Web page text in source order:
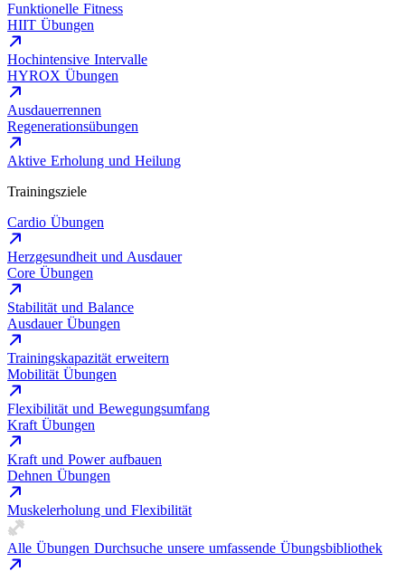
Funktionelle Fitness
HIIT Übungen
Hochintensive Intervalle
HYROX Übungen
Ausdauerrennen
Regenerationsübungen
Aktive Erholung und Heilung
Trainingsziele
Cardio Übungen
Herzgesundheit und Ausdauer
Core Übungen
Stabilität und Balance
Ausdauer Übungen
Trainingskapazität erweitern
Mobilität Übungen
Flexibilität und Bewegungsumfang
Kraft Übungen
Kraft und Power aufbauen
Dehnen Übungen
Muskelerholung und Flexibilität
Alle Übungen Durchsuche unsere umfassende Übungsbibliothek